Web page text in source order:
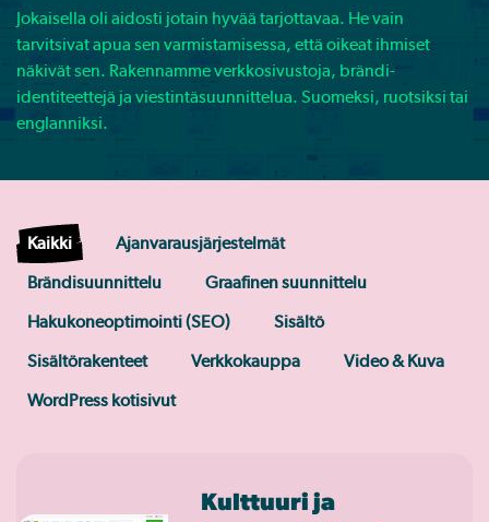
Jokaisella oli aidosti jotain hyvää tarjottavaa. He vain
tarvitsivat apua sen varmistamisessa, että oikeat ihmiset
näkivät sen. Rakennamme verkkosivustoja, brändi-
identiteettejä ja viestintäsuunnittelua. Suomeksi, ruotsiksi tai
englanniksi.
Kaikki
Ajanvarausjärjestelmät
Brändisuunnittelu
Graafinen suunnittelu
Hakukoneoptimointi (SEO)
Sisältö
Sisältörakenteet
Verkkokauppa
Video & Kuva
WordPress kotisivut
Kulttuuri ja